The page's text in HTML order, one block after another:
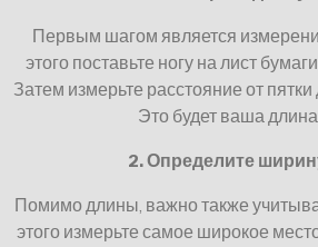
Первым шагом является
этого поставьте ногу на лист
Затем измерьте расстояние от
Это будет ваша длина
2. Определите
Помимо длины, важно также
этого измерьте самое широкое